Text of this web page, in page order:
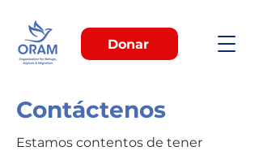
Donar
Contáctenos
Estamos contentos de tener